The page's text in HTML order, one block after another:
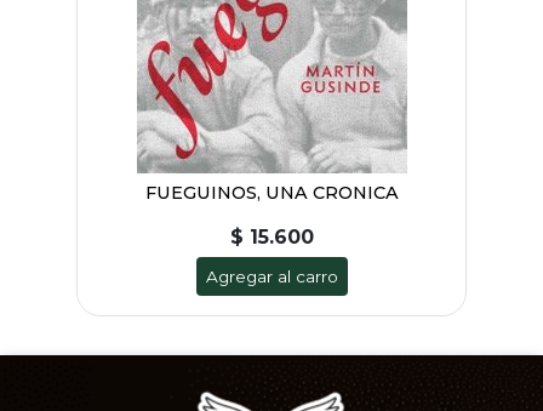
FUEGUINOS, UNA CRONICA
$ 15.600
Agregar al carro